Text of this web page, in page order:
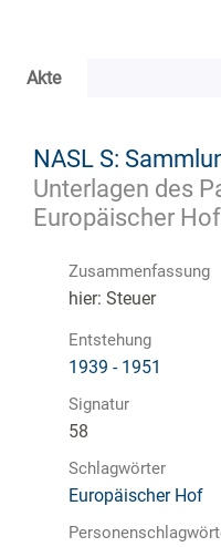
Akte
NASL S:
Unterlagen des
Europäischer Hof
Zusammenfassung
hier: Steuer
Entstehung
1939 - 1951
Signatur
58
Schlagwörter
Europäischer Hof